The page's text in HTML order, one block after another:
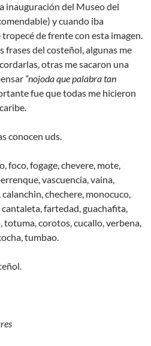
inauguración del Museo del
y cuando iba
de frente con esta imagen.
frases del costeñol, algunas me
otras me sacaron una
“nojoda que palabra tan
fue que todas me hicieron
conocen uds.
foco, fogage, chevere, mote,
vascuencia, vaina,
chechere, monocuco,
fartedad, guachafita,
totuma, corotos, cucallo, verbena,
tumbao.